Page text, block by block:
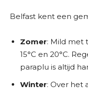
Belfast kent een
Zomer: Mild met
15°C en 20°C.
paraplu is altijd
Winter: Over het